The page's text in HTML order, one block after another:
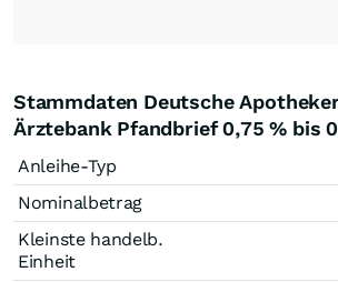
Stammdaten Deutsche
Ärztebank Pfandbrief 0,75 % bis
Anleihe-Typ
Nominalbetrag
Kleinste handelb.
Einheit